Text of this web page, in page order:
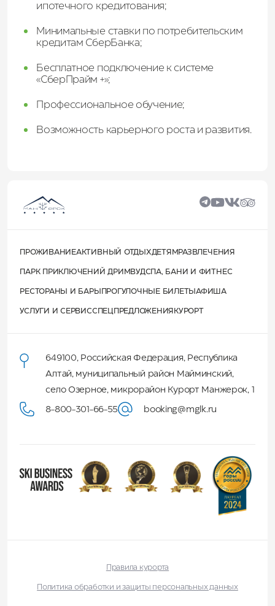
ипотечного кредитования;
Минимальные ставки по потребительским
кредитам СберБанка;
Бесплатное подключение к системе
«СберПрайм +»;
Профессиональное обучение;
Возможность карьерного роста и развития.
ПРОЖИВАНИЕАКТИВНЫЙ ОТДЫХДЕТЯМ РАЗВЛЕЧЕНИЯ
ПАРК ПРИКЛЮЧЕНИЙ ДРИМВУД СПА, БАНИ И ФИТНЕС
РЕСТОРАНЫ И БАРЫ ПРОГУЛОЧНЫЕ БИЛЕТЫАФИША
УСЛУГИ И СЕРВИССПЕЦПРЕДЛОЖЕНИЯ КУРОРТ
649100, Российская Федерация, Республика
Алтай, муниципальный район Майминский,
село Озерное, микрорайон Курорт Манжерок, 1
8-800-301-66-55 booking@mglk.ru
Правила курорта
Политика обработки и защиты персональных данных